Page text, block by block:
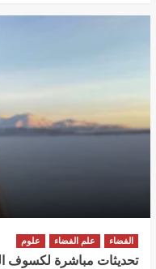
الفضاء علم الفضاء علوم